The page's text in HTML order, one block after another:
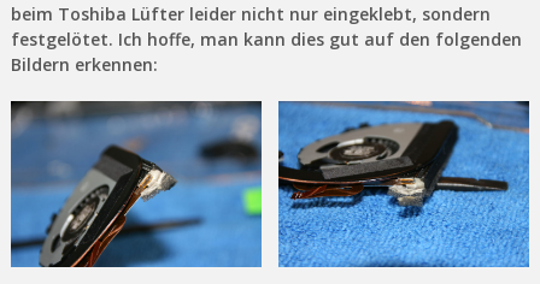
beim Toshiba Lüfter leider nicht nur eingeklebt, sondern
festgelötet. Ich hoffe, man kann dies gut auf den folgenden
Bildern erkennen: